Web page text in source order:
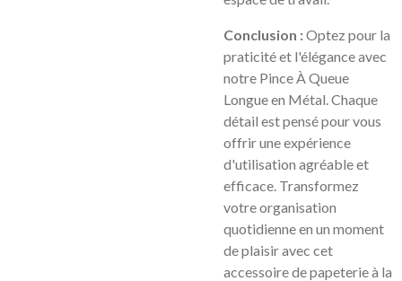
Conclusion :Optez pour la
praticité et l'élégance avec
notre Pince À Queue
Longue en Métal. Chaque
détail est pensé pour vous
offrir une expérience
d'utilisation agréable et
efficace. Transformez
votre organisation
quotidienne en un moment
de plaisir avec cet
accessoire de papeterie à la